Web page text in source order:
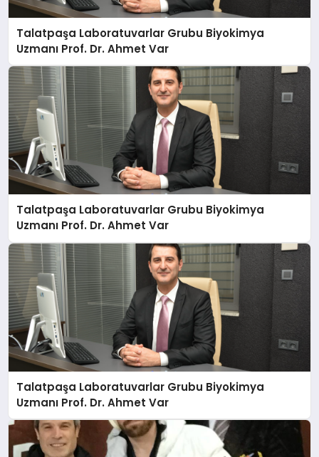
Talatpaşa Laboratuvarlar Grubu Biyokimya
Uzmanı Prof. Dr. Ahmet Var
Talatpaşa Laboratuvarlar Grubu Biyokimya
Uzmanı Prof. Dr. Ahmet Var
Talatpaşa Laboratuvarlar Grubu Biyokimya
Uzmanı Prof. Dr. Ahmet Var